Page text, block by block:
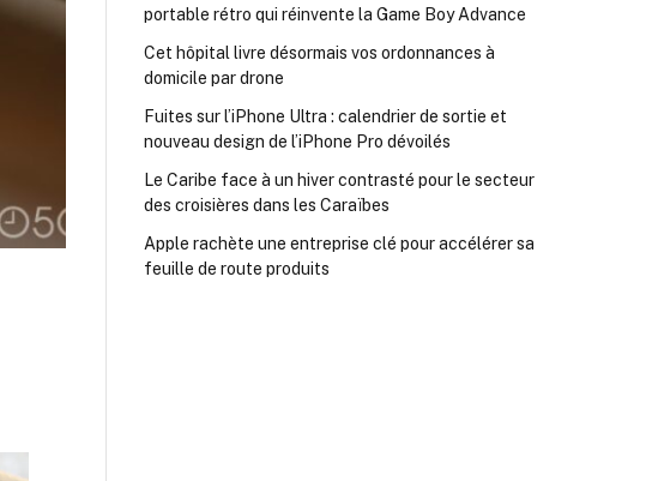
portable rétro qui réinvente la Game Boy Advance
Cet hôpital livre désormais vos ordonnances à
domicile par drone
Fuites sur l’iPhone Ultra : calendrier de sortie et
nouveau design de l’iPhone Pro dévoilés
Le Caribe face à un hiver contrasté pour le secteur
des croisières dans les Caraïbes
Apple rachète une entreprise clé pour accélérer sa
feuille de route produits